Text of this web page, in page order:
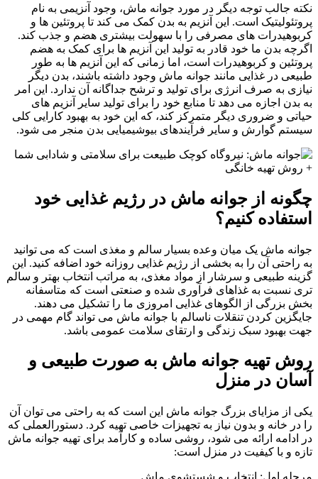
نکته جالب توجه دیگر در مورد جوانه ماش، وجود آنزیمی به نام
پروتئولیتیک است. این آنزیم به بدن کمک می کند تا پروتئین ها و
کربوهیدرات های مصرفی را با سهولت بیشتری هضم و جذب کند.
اگرچه بدن ما خود قادر به تولید این آنزیم ها برای کمک به هضم
پروتئین و کربوهیدرات است، اما زمانی که این آنزیم ها به طور
طبیعی در غذایی مانند جوانه ماش وجود داشته باشند، بدن دیگر
نیازی به صرف انرژی برای تولید و ترشح جداگانه آن ندارد. این امر
به بدن اجازه می دهد تا منابع خود را برای تولید سایر آنزیم های
حیاتی و ضروری دیگر متمرکز کند، که این خود به بهبود کارایی کلی
سیستم گوارش و سایر فرآیندهای بیوشیمیایی بدن منجر می شود.
چگونه از جوانه ماش در رژیم غذایی خود
استفاده کنیم؟
جوانه ماش یک میان وعده بسیار سالم و مغذی است که می توانید
به راحتی آن را به بخشی از رژیم غذایی روزانه خود اضافه کنید. این
گزینه طبیعی و سرشار از مواد مغذی، به مراتب انتخاب بهتر و سالم
تری نسبت به غذاهای فرآوری شده و صنعتی است که متاسفانه
بخش بزرگی از الگوهای غذایی امروزی ما را تشکیل می دهند.
جایگزین کردن تنقلات ناسالم با جوانه ماش می تواند گام مهمی در
جهت بهبود سبک زندگی و ارتقای سلامت عمومی باشد.
روش تهیه جوانه ماش به صورت طبیعی و
آسان در منزل
یکی از مزایای بزرگ جوانه ماش این است که به راحتی می توان آن
را در خانه و بدون نیاز به تجهیزات خاصی تهیه کرد. دستورالعملی که
در ادامه ارائه می شود، روشی ساده و کارآمد برای تهیه جوانه ماش
تازه و با کیفیت در منزل است: